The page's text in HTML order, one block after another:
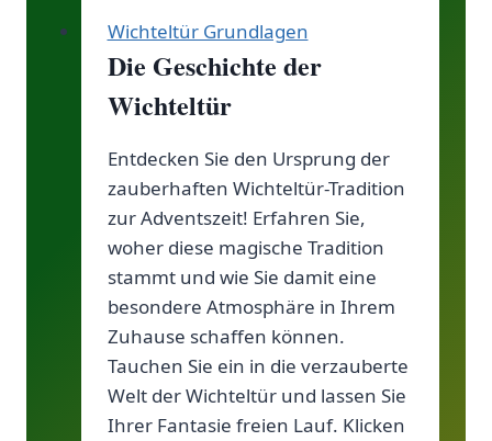
Wichteltür Grundlagen
Die Geschichte der
Wichteltür
Entdecken Sie den Ursprung der
zauberhaften Wichteltür-Tradition
zur Adventszeit! Erfahren Sie,
woher diese magische Tradition
stammt und wie Sie damit eine
besondere Atmosphäre in Ihrem
Zuhause schaffen können.
Tauchen Sie ein in die verzauberte
Welt der Wichteltür und lassen Sie
Ihrer Fantasie freien Lauf. Klicken